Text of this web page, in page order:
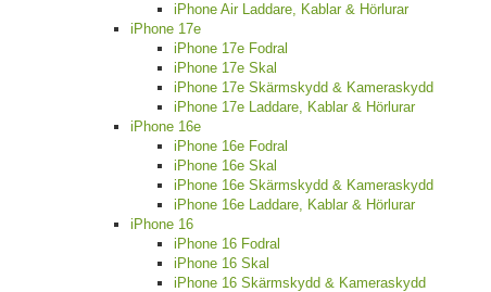
iPhone Air Laddare, Kablar & Hörlurar
iPhone 17e
iPhone 17e Fodral
iPhone 17e Skal
iPhone 17e Skärmskydd & Kameraskydd
iPhone 17e Laddare, Kablar & Hörlurar
iPhone 16e
iPhone 16e Fodral
iPhone 16e Skal
iPhone 16e Skärmskydd & Kameraskydd
iPhone 16e Laddare, Kablar & Hörlurar
iPhone 16
iPhone 16 Fodral
iPhone 16 Skal
iPhone 16 Skärmskydd & Kameraskydd